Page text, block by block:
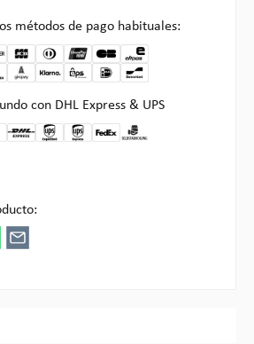
métodos de pago habituales:
con DHL Express & UPS